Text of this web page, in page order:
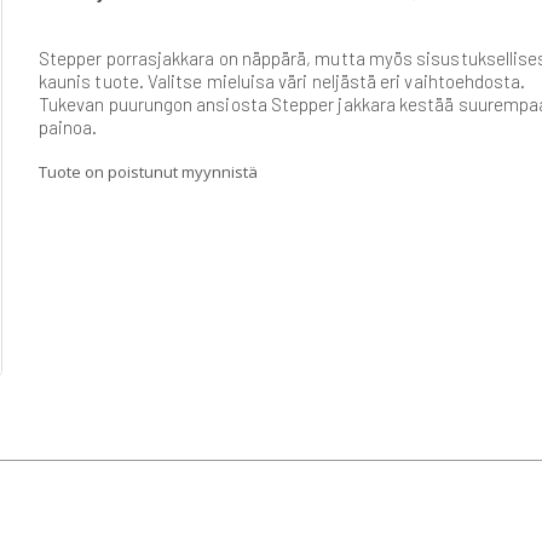
Stepper porrasjakkara on näppärä, mutta myös
kaunis tuote. Valitse mieluisa väri neljästä eri vaihtoehdosta.
Tukevan puurungon ansiosta Stepper jakkara kestää
painoa.
Tuote on poistunut myynnistä